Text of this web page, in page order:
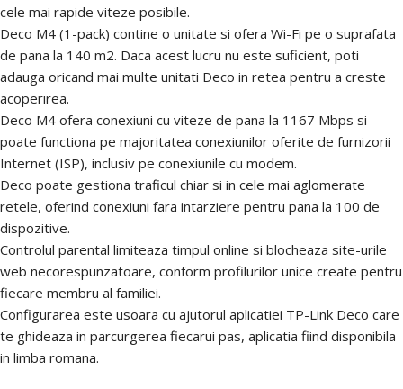
cele mai rapide viteze posibile.
Deco M4 (1-pack) contine o unitate si ofera Wi-Fi pe o suprafata
de pana la 140 m2. Daca acest lucru nu este suficient, poti
adauga oricand mai multe unitati Deco in retea pentru a creste
acoperirea.
Deco M4 ofera conexiuni cu viteze de pana la 1167 Mbps si
poate functiona pe majoritatea conexiunilor oferite de furnizorii
Internet (ISP), inclusiv pe conexiunile cu modem.
Deco poate gestiona traficul chiar si in cele mai aglomerate
retele, oferind conexiuni fara intarziere pentru pana la 100 de
dispozitive.
Controlul parental limiteaza timpul online si blocheaza site-urile
web necorespunzatoare, conform profilurilor unice create pentru
fiecare membru al familiei.
Configurarea este usoara cu ajutorul aplicatiei TP-Link Deco care
te ghideaza in parcurgerea fiecarui pas, aplicatia fiind disponibila
in limba romana.